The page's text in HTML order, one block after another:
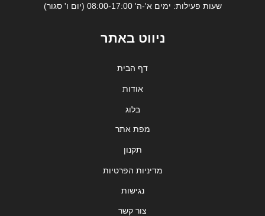
שעות פעילות: ימים א'-ה' 08:00-17:00 (יום ו' סגור)
ניווט באתר
דף הבית
אודות
בלוג
מפת אתר
תקנון
מדיניות הפרטיות
נגישות
צור קשר